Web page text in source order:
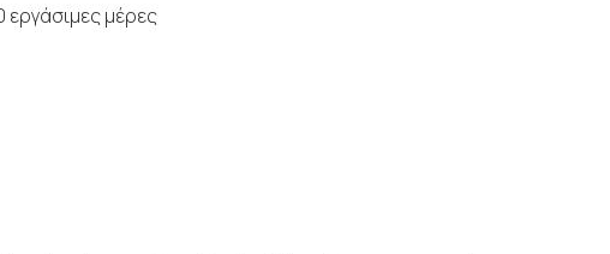
εργάσιμες μέρες